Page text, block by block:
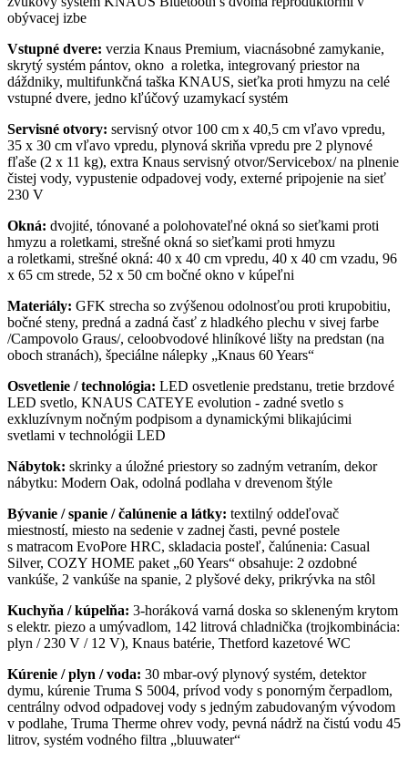
obývacej izbe
Vstupné dvere: verzia Knaus Premium, viacnásobné zamykanie,
skrytý systém pántov, okno a roletka, integrovaný priestor na
dáždniky, multifunkčná taška KNAUS, sieťka proti hmyzu na celé
vstupné dvere, jedno kľúčový uzamykací systém
Servisné otvory: servisný otvor 100 cm x 40,5 cm vľavo vpredu,
35 x 30 cm vľavo vpredu, plynová skriňa vpredu pre 2 plynové
fľaše (2 x 11 kg), extra Knaus servisný otvor/Servicebox/ na plnenie
čistej vody, vypustenie odpadovej vody, externé pripojenie na sieť
230 V
Okná: dvojité, tónované a polohovateľné okná so sieťkami proti
hmyzu a roletkami, strešné okná so sieťkami proti hmyzu
a roletkami, strešné okná: 40 x 40 cm vpredu, 40 x 40 cm vzadu, 96
x 65 cm strede, 52 x 50 cm bočné okno v kúpeľni
Materiály: GFK strecha so zvýšenou odolnosťou proti krupobitiu,
bočné steny, predná a zadná časť z hladkého plechu v sivej farbe
/Campovolo Graus/, celoobvodové hliníkové lišty na predstan (na
oboch stranách), špeciálne nálepky „Knaus 60 Years“
Osvetlenie / technológia: LED osvetlenie predstanu, tretie brzdové
LED svetlo, KNAUS CATEYE evolution - zadné svetlo s
exkluzívnym nočným podpisom a dynamickými blikajúcimi
svetlami v technológii LED
Nábytok: skrinky a úložné priestory so zadným vetraním, dekor
nábytku: Modern Oak, odolná podlaha v drevenom štýle
Bývanie / spanie / čalúnenie a látky: textilný oddeľovač
miestností, miesto na sedenie v zadnej časti, pevné postele
s matracom EvoPore HRC, skladacia posteľ, čalúnenia: Casual
Silver, COZY HOME paket „60 Years“ obsahuje: 2 ozdobné
vankúše, 2 vankúše na spanie, 2 plyšové deky, prikrývka na stôl
Kuchyňa / kúpelňa: 3-horáková varná doska so skleneným krytom
s elektr. piezo a umývadlom, 142 litrová chladnička (trojkombinácia:
plyn / 230 V / 12 V), Knaus batérie, Thetford kazetové WC
Kúrenie / plyn / voda: 30 mbar-ový plynový systém, detektor
dymu, kúrenie Truma S 5004, prívod vody s ponorným čerpadlom,
centrálny odvod odpadovej vody s jedným zabudovaným vývodom
v podlahe, Truma Therme ohrev vody, pevná nádrž na čistú vodu 45
litrov, systém vodného filtra „bluuwater“